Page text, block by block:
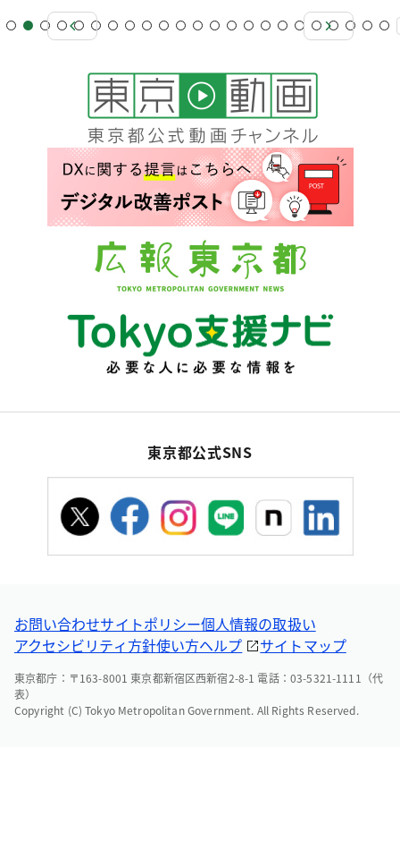
東京都公式SNS
お問い合わせサイトポリシー個人情報の取扱い
アクセシビリティ方針使い方ヘルプ サイトマップ
東京都庁：〒163-8001 東京都新宿区西新宿2-8-1 電話：03-5321-1111（代
表）
Copyright (C) Tokyo Metropolitan Government. All Rights Reserved.